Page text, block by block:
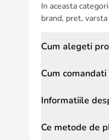
In aceasta
brand, pret,
Cum alegeti
Cum
Informatiile
Ce metode de